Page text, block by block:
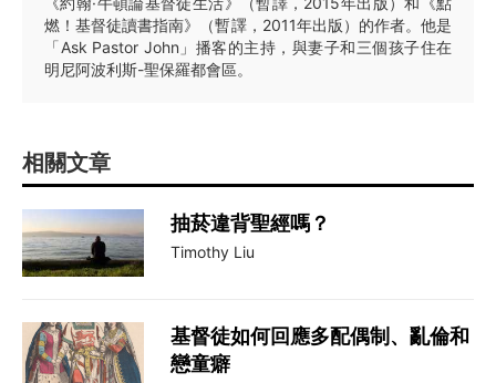
燃！基督徒讀書指南》（暫譯，2011年出版）的作者。他是
「Ask Pastor John」播客的主持，與妻子和三個孩子住在
明尼阿波利斯-聖保羅都會區。
相關文章
抽菸違背聖經嗎？
Timothy Liu
基督徒如何回應多配偶制、亂倫和
戀童癖